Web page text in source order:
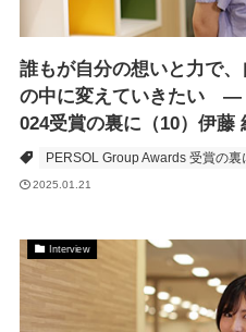
誰もが自分の想いと力で
の中に変えていきたい ―
024受賞の裏に（10）伊
PERSOL Group Awards 受賞の裏
2025.01.21
Interview